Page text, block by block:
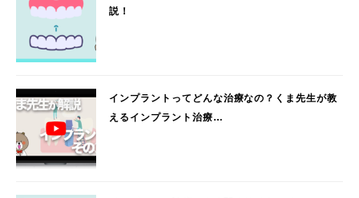
説！
インプラントってどんな治療なの？くま先生が教
えるインプラント治療…